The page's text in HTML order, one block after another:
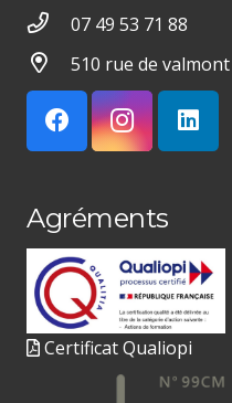
07 49 53 71 88
510 rue de valmont
Agréments
Certificat Qualiopi